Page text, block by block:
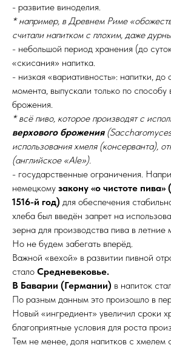
- развитие виноделия.
* например, в Древнем Риме
считали напитком с плохим, даже
- небольшой период хранения (до
«скисания» напитка.
- низкая «вариативность»: напитки, до
момента, выпускали только по способу
брожения.
* всё пиво, которое производят с
верхового брожения
использования хмеля (консерванта),
(английское «Ale»).
- государственные ограничения.
немецкому закону «о чистоте пива»
1516-й год) для обеспечения
хлеба был введён запрет на
зерна для производства пива в летние
Но не будем забегать вперёд.
Важной «вехой» в развитии пивной
стало Средневековье.
В Баварии (Германии) в напиток
По разным данным это произошло в
Новый «ингредиент» увеличил сроки
благоприятные условия для роста
Тем не менее, доля напитков с хмелем